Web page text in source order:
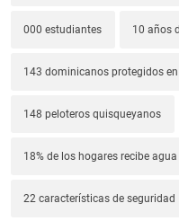
000 estudiantes 10 años
143 dominicanos protegidos
148 peloteros quisqueyanos
18% de los hogares recibe
22 características de seguridad